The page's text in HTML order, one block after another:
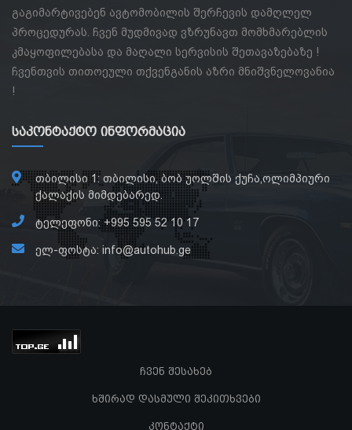
გაგიმარტივებენ ავტომობილის შერჩევის დამღლელ
პროცედურას. ჩვენ მუდმივად ვზრუნავთ მომხმარებლის
კმაყოფილებასა და მაღალი სერვისის შეთავაზებაზე !
ჩვენთვის თითოეული თქვენგანის აზრი მნიშვნელოვანია
!
Საკონტაქტო Ინფორმაცია
თბილისი 1: თბილისი, ბობ უოლშის ქუჩა,ოლიმპიური
ქალაქის მიმდებარედ.
ტელეფონი: +995 595 52 10 17
ელ-ფოსტა: info@autohub.ge
ჩვენ შესახებ
ხშირად დასმული შეკითხვები
კონტაქტი